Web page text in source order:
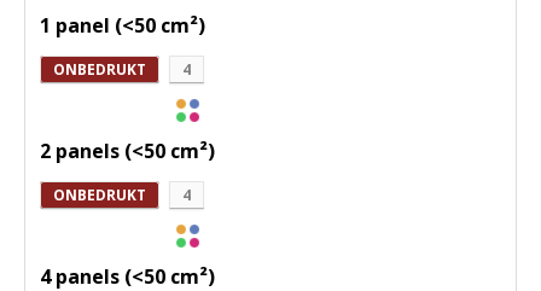
1 panel (<50 cm²)
ONBEDRUKT 4
2 panels (<50 cm²)
ONBEDRUKT 4
4 panels (<50 cm²)